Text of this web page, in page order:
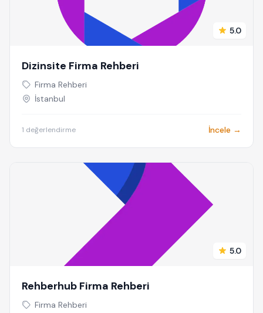
5.0
Dizinsite Firma Rehberi
Firma Rehberi
İstanbul
1 değerlendirme İncele →
5.0
Rehberhub Firma Rehberi
Firma Rehberi